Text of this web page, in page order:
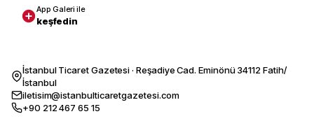
App Galeri ile
keşfedin
İstanbul Ticaret Gazetesi · Reşadiye Cad. Eminönü 34112 Fatih/
İstanbul
iletisim@istanbulticaretgazetesi.com
+90 212 467 65 15